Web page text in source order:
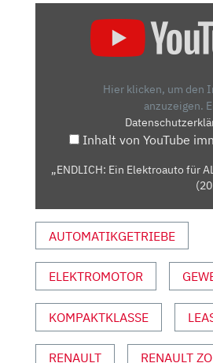
ELEKTROAUTO
(2020)“
ANZEIGEN
Hier klicken, um den
anzuzeigen.
Inhalt von YouTube
„ENDLICH: Ein Elektroauto für
AUTOMATIKGETRIEBE
ELEKTROMOTOR
KOMPAKTKLASSE
RENAULT RENAULT